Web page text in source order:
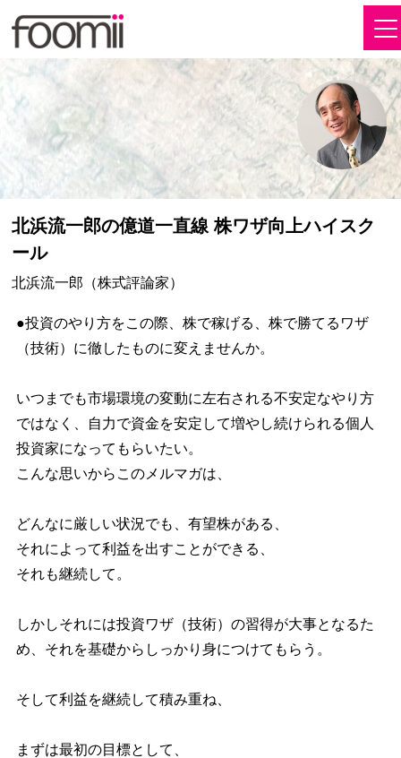
北浜流一郎の億道一直線 株ワザ向上ハイスク
ール
北浜流一郎（株式評論家）
●投資のやり方をこの際、株で稼げる、株で勝てるワザ
（技術）に徹したものに変えませんか。
いつまでも市場環境の変動に左右される不安定なやり方
ではなく、自力で資金を安定して増やし続けられる個人
投資家になってもらいたい。
こんな思いからこのメルマガは、
どんなに厳しい状況でも、有望株がある、
それによって利益を出すことができる、
それも継続して。
しかしそれには投資ワザ（技術）の習得が大事となるた
め、それを基礎からしっかり身につけてもらう。
そして利益を継続して積み重ね、
まずは最初の目標として、